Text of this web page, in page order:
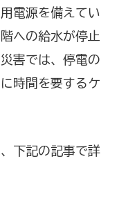
電源を備えてい
への給水が停止
害では、停電の
時間を要するケ
下記の記事で詳